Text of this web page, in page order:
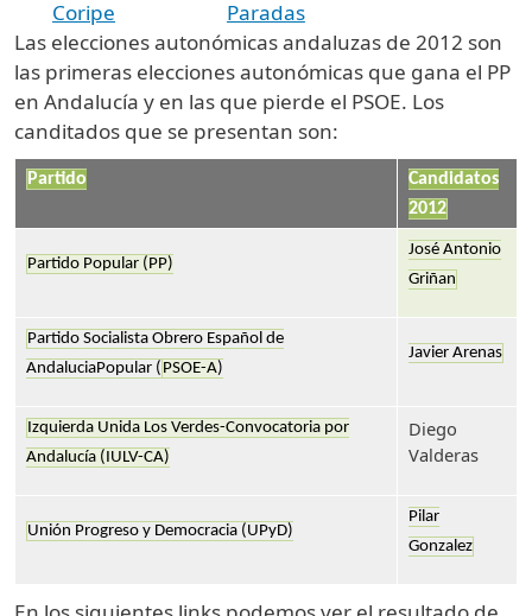
Coripe
Paradas
Las elecciones autonómicas andaluzas de 2012 son
las primeras elecciones autonómicas que gana el PP
en Andalucía y en las que pierde el PSOE. Los
canditados que se presentan son:
Partido
Candidatos
2012
Partido Popular (PP)
José Antonio
Griñan
Partido Socialista Obrero Español de
AndaluciaPopular ( PSOE-A)
Javier Arenas
Izquierda Unida Los Verdes-Convocatoria por
Andalucía (IULV-CA)
Diego
Valderas
Unión Progreso y Democracia (UPyD)
Pilar
Gonzalez